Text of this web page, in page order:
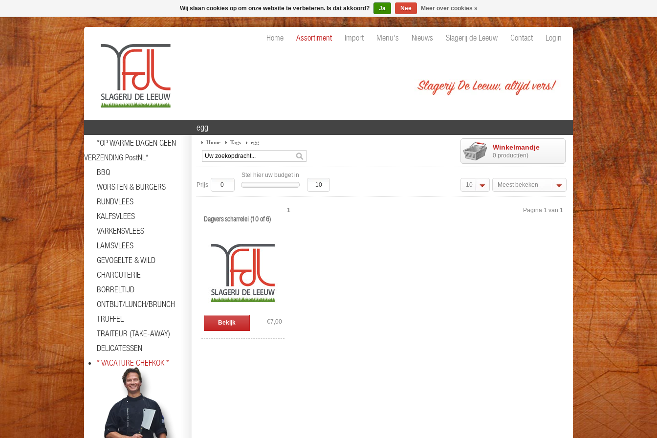
Home Assortiment Import Menu's Nieuws Slagerij de Leeuw Contact Login
*OP WARME DAGEN GEEN
VERZENDING PostNL*
BBQ
WORSTEN & BURGERS
RUNDVLEES
KALFSVLEES
VARKENSVLEES
LAMSVLEES
GEVOGELTE & WILD
CHARCUTERIE
BORRELTIJD
ONTBIJT/LUNCH/BRUNCH
TRUFFEL
TRAITEUR (TAKE-AWAY)
DELICATESSEN
* VACATURE CHEFKOK *
egg
Home Tags egg
Winkelmandje
0 product(en)
Stel hier uw budget in
Prijs
10 Meest bekeken
Dagvers scharrelei (10 of 6)
Bekijk €7,00
1 Pagina 1 van 1
Wij slaan cookies op om onze website te verbeteren. Is dat akkoord? Ja Nee Meer over cookies »